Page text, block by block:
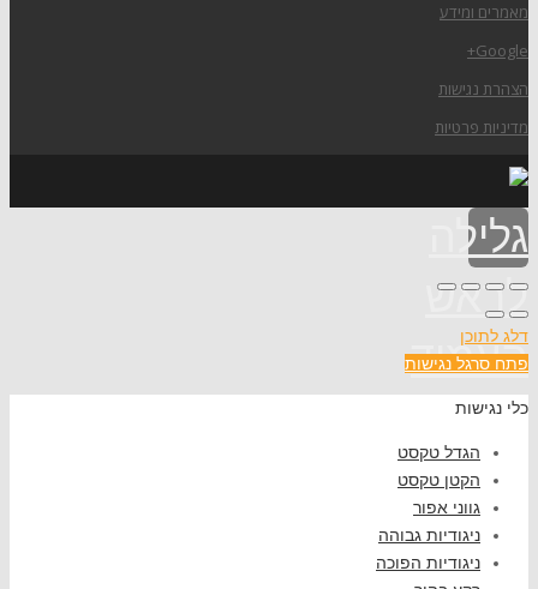
מאמרים ומידע
Google+
הצהרת נגישות
מדיניות פרטיות
גלילה
לראש
העמוד
דלג לתוכן
פתח סרגל נגישות
כלי נגישות
הגדל טקסט
הקטן טקסט
גווני אפור
ניגודיות גבוהה
ניגודיות הפוכה